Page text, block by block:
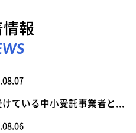
報
ている中小受託事業者と...